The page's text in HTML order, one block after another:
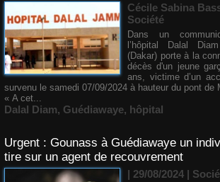
Cécile Sabina
Société
Dans un
l’hôpital Dalal
(Dakar) porte à la
décès d'un jeune
ans, victime d’un
survenu le samedi 07/09/2024 à hauteur du pont de
« A cet...
Dalal Diam, Guédiawaye, hôpital
Urgent : Gounass à Guédiawaye un
tire sur un agent de recouvrement
| 29/08/2024 |